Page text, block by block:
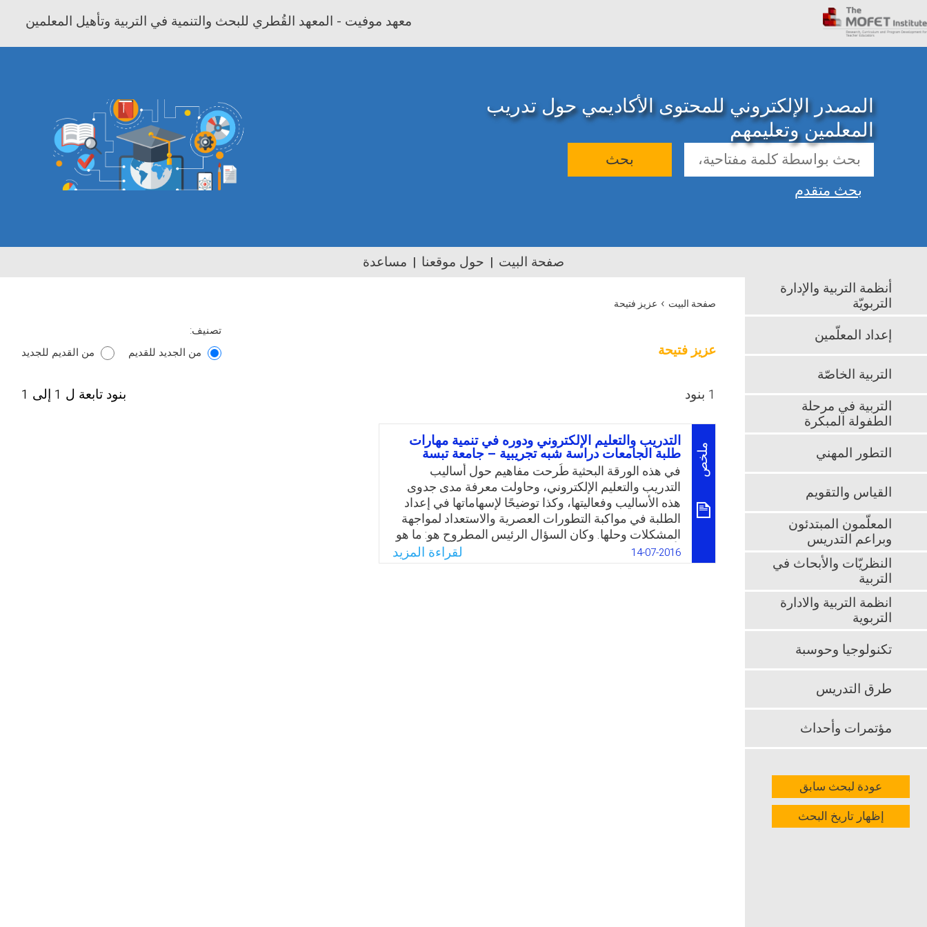
معهد موفيت - المعهد القُطري للبحث والتنمية في التربية وتأهيل المعلمين
المصدر الإلكتروني للمحتوى الأكاديمي حول تدريب
المعلمين وتعليمهم
بحث
بحث متقدم
صفحة البيت حول موقعنا مساعدة
صفحة البيت › عزيز فتيحة
عزيز فتيحة
تصنيف:
من الجديد للقديم
من القديم للجديد
1 بنود بنود تابعة ل 1 إلى 1
ملخص
التدريب والتعليم الإلكتروني ودوره في تنمية مهارات
طلبة الجامعات دراسة شبه تجريبية – جامعة تبسة
في هذه الورقة البحثية طُرحت مفاهيم حول أساليب
التدريب والتعليم الإلكتروني، وحاولت معرفة مدى جدوى
هذه الأساليب وفعاليتها، وكذا توضيحًا لإسهاماتها في إعداد
الطلبة في مواكبة التطورات العصرية والاستعداد لمواجهة
المشكلات وحلها. وكان السؤال الرئيس المطروح هو: ما هو
تأثير التعليم الإلكتروني على تنمية معارف ومهارات طلبة
جامعة تبسة في الجزائر مقارنة بالتعليم التقليدي؟
14-07-2016 لقراءة المزيد
أنظمة التربية والإدارة
التربويّة
إعداد المعلّمين
التربية الخاصّة
التربية في مرحلة
الطفولة المبكرة
التطور المهني
القياس والتقويم
المعلّمون المبتدئون
وبراعم التدريس
النظريّات والأبحاث في
التربية
انظمة التربية والادارة
التربوية
تكنولوجيا وحوسبة
طرق التدريس
مؤتمرات وأحداث
عودة لبحث سابق
إظهار تاريخ البحث